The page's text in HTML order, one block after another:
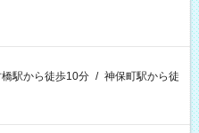
駅から徒歩10分 / 神保町駅から徒